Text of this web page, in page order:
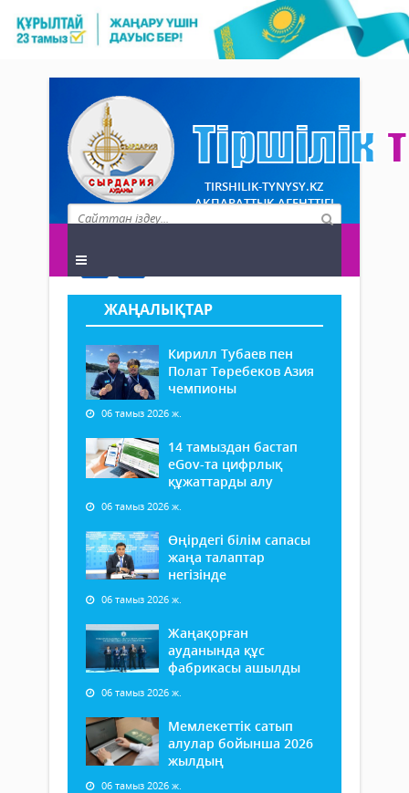
TIRSHILIK-TYNYSY.KZ
АҚПАРАТТЫҚ АГЕНТТІГІ
ЖАҢАЛЫҚТАР
Кирилл Тубаев пен
Полат Төребеков Азия
чемпионы
06 тамыз 2026 ж.
14 тамыздан бастап
еGov-та цифрлық
құжаттарды алу
06 тамыз 2026 ж.
Өңірдегі білім сапасы
жаңа талаптар
негізінде
06 тамыз 2026 ж.
Жаңақорған
ауданында құс
фабрикасы ашылды
06 тамыз 2026 ж.
Мемлекеттік сатып
алулар бойынша 2026
жылдың
06 тамыз 2026 ж.